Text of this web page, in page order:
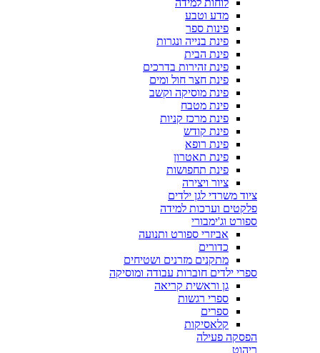
לוחות למידה
מדע וטבע
פינות ספר
פינת בנייה ונגרות
פינת הבית
פינת זהירות בדרכים
פינת חצר חול ומים
פינת מוסיקה וקשב
פינת מטבח
פינת מרכז קניות
פינת קודש
פינת רופא
פינת תאטרון
פינת תחפושות
ציור ויצירה
ציוד משרדי לגן ילדים
פלקטים וערכות למידה
ספורט וג'ימבורי
אביזרי ספורט ותנועה
כדורים
מתקנים מזרנים ושטיחים
ספרי ילדים חוברות עבודה ומוסיקה
גן וראשית קריאה
ספרי רגשות
ספרים
קלאסיקות
הפסקה פעילה
ריהוט